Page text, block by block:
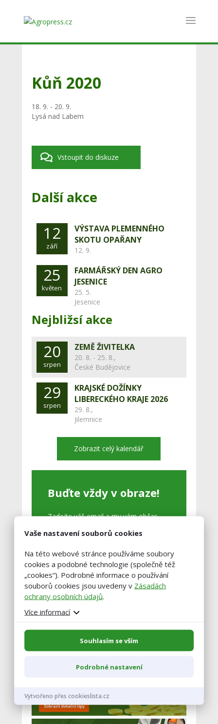
Kůň 2020
18. 9. - 20. 9.
Lysá nad Labem
Vstoupit do diskuze
Další akce
12
září
VÝSTAVA PLEMENNÉHO
SKOTU OPAŘANY
12. 9.
25
květen
FARMÁŘSKÝ DEN AGRO
JESENICE
25. 5.
Jesenice
Nejbližsí akce
20
srpen
ZEMĚ ŽIVITELKA
20. 8. - 25. 8.,
České Budějovice
29
srpen
KRAJSKÉ DOŽÍNKY
LIBERECKÉHO KRAJE 2026
29. 8.,
Jilemnice
Zobrazit celý kalendář
Buďte vždy v obraze!
Zadejte váš email a my vám občas
článků.
Vaše nastavení souborů cookies
Na této webové stránce používáme soubory
cookies a podobné technologie (společně též
„cookies“). Podrobné informace o používání
souborů cookies jsou uvedeny v Zásadách
ochrany osobních údajů.
Více informací
Souhlasím se vším
Podrobné nastavení
Vytvořeno přes cookieslista.cz